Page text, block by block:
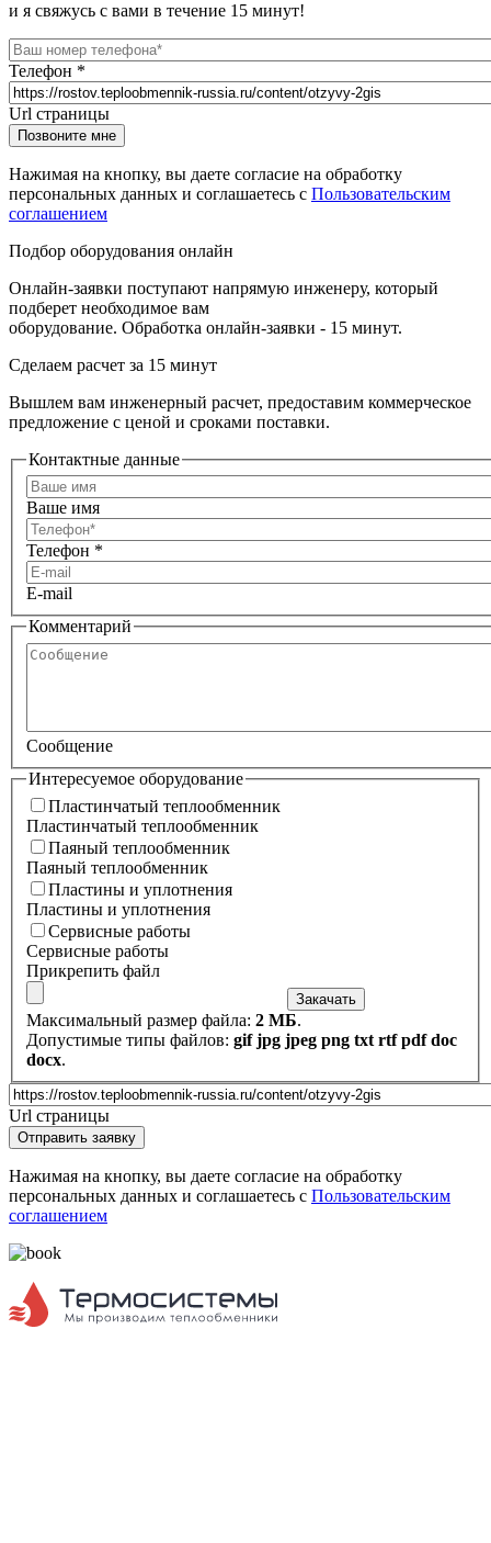
и я свяжусь с вами в течение 15 минут!
Телефон *
Url страницы
Website
URL
Позвоните мне
Нажимая на кнопку, вы даете согласие на обработку
персональных данных и соглашаетесь с Пользовательским
соглашением
Подбор оборудования онлайн
Онлайн-заявки поступают напрямую инженеру, который
подберет необходимое вам
оборудование. Обработка онлайн-заявки - 15 минут.
Сделаем расчет за 15 минут
Вышлем вам инженерный расчет, предоставим коммерческое
предложение с ценой и сроками поставки.
Контактные данные
Ваше имя
Телефон *
E-mail
Комментарий
Сообщение
Интересуемое оборудование
Пластинчатый теплообменник
Пластинчатый теплообменник
Паяный теплообменник
Паяный теплообменник
Пластины и уплотнения
Пластины и уплотнения
Сервисные работы
Сервисные работы
Прикрепить файл
Закачать
Максимальный размер файла: 2 МБ.
Допустимые типы файлов: gif jpg jpeg png txt rtf pdf doc
docx.
Url страницы
Website
URL
Отправить заявку
Нажимая на кнопку, вы даете согласие на обработку
персональных данных и соглашаетесь с Пользовательским
соглашением